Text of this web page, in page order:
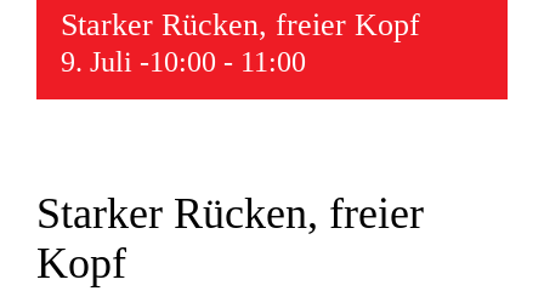
Starker Rücken, freier Kopf
9. Juli -10:00 - 11:00
Starker Rücken, freier
Kopf